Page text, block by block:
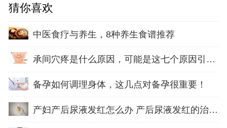
猜你喜欢
中医食疗与养生，8种养生食谱推荐
承间穴疼是什么原因，可能是这七个原因引起的
备孕如何调理身体，这几点对备孕很重要！
产妇产后尿液发红怎么办 产后尿液发红的治疗方